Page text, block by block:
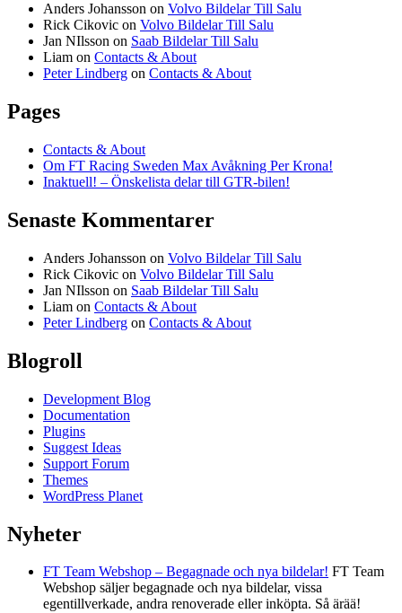
Anders Johansson on Volvo Bildelar Till Salu
Rick Cikovic on Volvo Bildelar Till Salu
Jan NIlsson on Saab Bildelar Till Salu
Liam on Contacts & About
Peter Lindberg on Contacts & About
Pages
Contacts & About
Om FT Racing Sweden Max Avåkning Per Krona!
Inaktuell! – Önskelista delar till GTR-bilen!
Senaste Kommentarer
Anders Johansson on Volvo Bildelar Till Salu
Rick Cikovic on Volvo Bildelar Till Salu
Jan NIlsson on Saab Bildelar Till Salu
Liam on Contacts & About
Peter Lindberg on Contacts & About
Blogroll
Development Blog
Documentation
Plugins
Suggest Ideas
Support Forum
Themes
WordPress Planet
Nyheter
FT Team Webshop – Begagnade och nya bildelar! FT Team
Webshop säljer begagnade och nya bildelar, vissa
egentillverkade, andra renoverade eller inköpta. Så ärää!